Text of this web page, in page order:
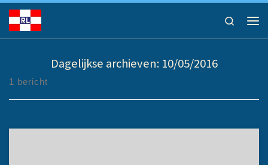
Ga naar inhoud
Search
Dagelijkse archieven: 10/05/2016
1 bericht